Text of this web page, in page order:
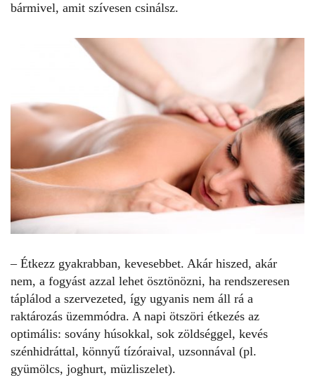
bármivel, amit szívesen csinálsz.
– Étkezz gyakrabban, kevesebbet. Akár hiszed, akár
nem, a fogyást azzal lehet ösztönözni, ha rendszeresen
táplálod a szervezeted, így ugyanis nem áll rá a
raktározás üzemmódra. A napi ötszöri étkezés az
optimális: sovány húsokkal, sok zöldséggel, kevés
szénhidráttal, könnyű tízóraival, uzsonnával (pl.
gyümölcs, joghurt, müzliszelet).